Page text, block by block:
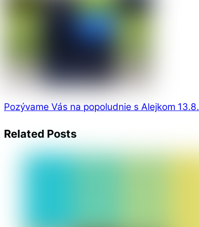
Pozývame Vás na popoludnie s Alejkom 13.8.
Related Posts